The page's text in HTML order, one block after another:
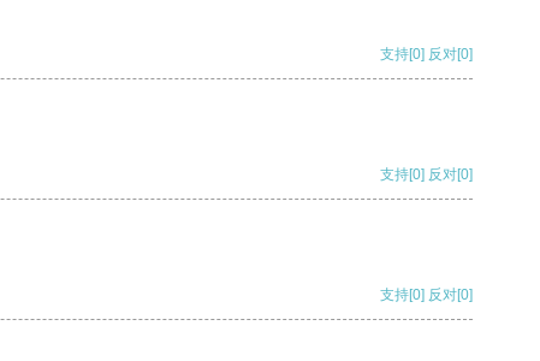
支持[0] 反对[0]
支持[0] 反对[0]
支持[0] 反对[0]